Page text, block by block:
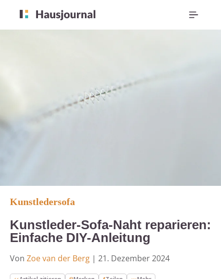
Kunstledersofa
Kunstleder-Sofa-Naht reparieren:
Einfache DIY-Anleitung
Von Zoe van der Berg | 21. Dezember 2024